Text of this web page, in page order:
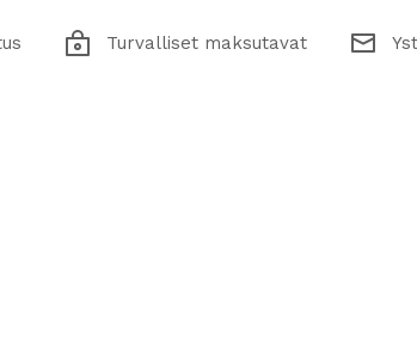
Turvalliset maksutavat